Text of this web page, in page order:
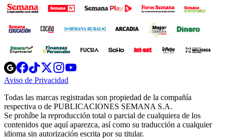
Opens
in
new
Opens
in
new
Opens
in
new
window
Opens
new
windowwindow
Aviso de Privacidad
new
window
Todas las marcas registradas son propiedad de la compañía
respectiva o de PUBLICACIONES SEMANA S.A.
Se prohíbe la reproducción total o parcial de cualquiera de los
contenidos que aquí aparezca, así como su traducción a cualquier
idioma sin autorización escrita por su titular.